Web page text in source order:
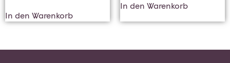
In den Warenkorb
In den Warenkorb